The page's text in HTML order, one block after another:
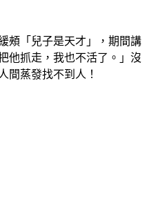
頰「兒子是天才」，期間講
他抓走，我也不活了。」沒
間蒸發找不到人！